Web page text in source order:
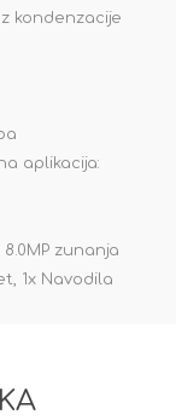
kondenzacije
aplikacija:
zunanja
1x Navodila